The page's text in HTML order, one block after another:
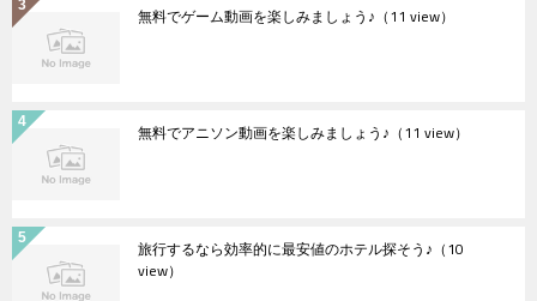
無料でゲーム動画を楽しみましょう♪ （11 view）
無料でアニソン動画を楽しみましょう♪ （11 view）
旅行するなら効率的に最安値のホテル探そう♪ （10
view）